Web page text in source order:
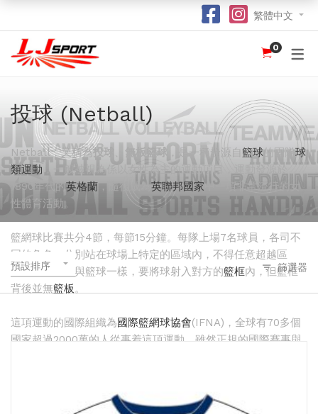
認識 LJ SPORT
為什麼選擇我們？
我們的客戶
球衣
籃球
跑步 / 田徑 hot
龍舟 hot
羽毛球 / 網球
乒乓球
保齡球
投球 (Netball)
排球
團體服
POLO 恤
熱昇華服裝 hot
衛衣
外套
風褸
下身
紀念品
熱昇華強力吸水毛巾
棒球帽
索繩袋
杯套 new
鎖匙扣
訂購指南
竹炭運動布功能 special
了解熱昇華印花 hot
常用字體
不同的服裝印刷方式及特點
面料和顏色
尺寸表
訂購表格
付款方法
繁體中文
0
投球 (Netball)
Netball，又稱為投球 、 無板籃球 ，是一種發源自籃球的團隊球
類運動 ，一般被視為係以女性為主的運動項目，運動發源於
1890年代的英格蘭，隨後成為 英聯邦國家 中一項非常流行的女
性體育活動。
籃網球比賽共分4節，每節15分鐘。每隊上場7名球員，各司不
同的角色，分別站在球場上特定的區域內，不得任意超越區
域。比賽目的與籃球一樣，要將球射入對方的籃框內，但籃框
背後並無籃板。
這項運動的國際組織為國際籃網球協會(IFNA)，全球有70多個
國家超過2000萬的人從事着這項運動。雖然正規的國際賽事與
世界籃網球系列賽
預設排序 篩選器